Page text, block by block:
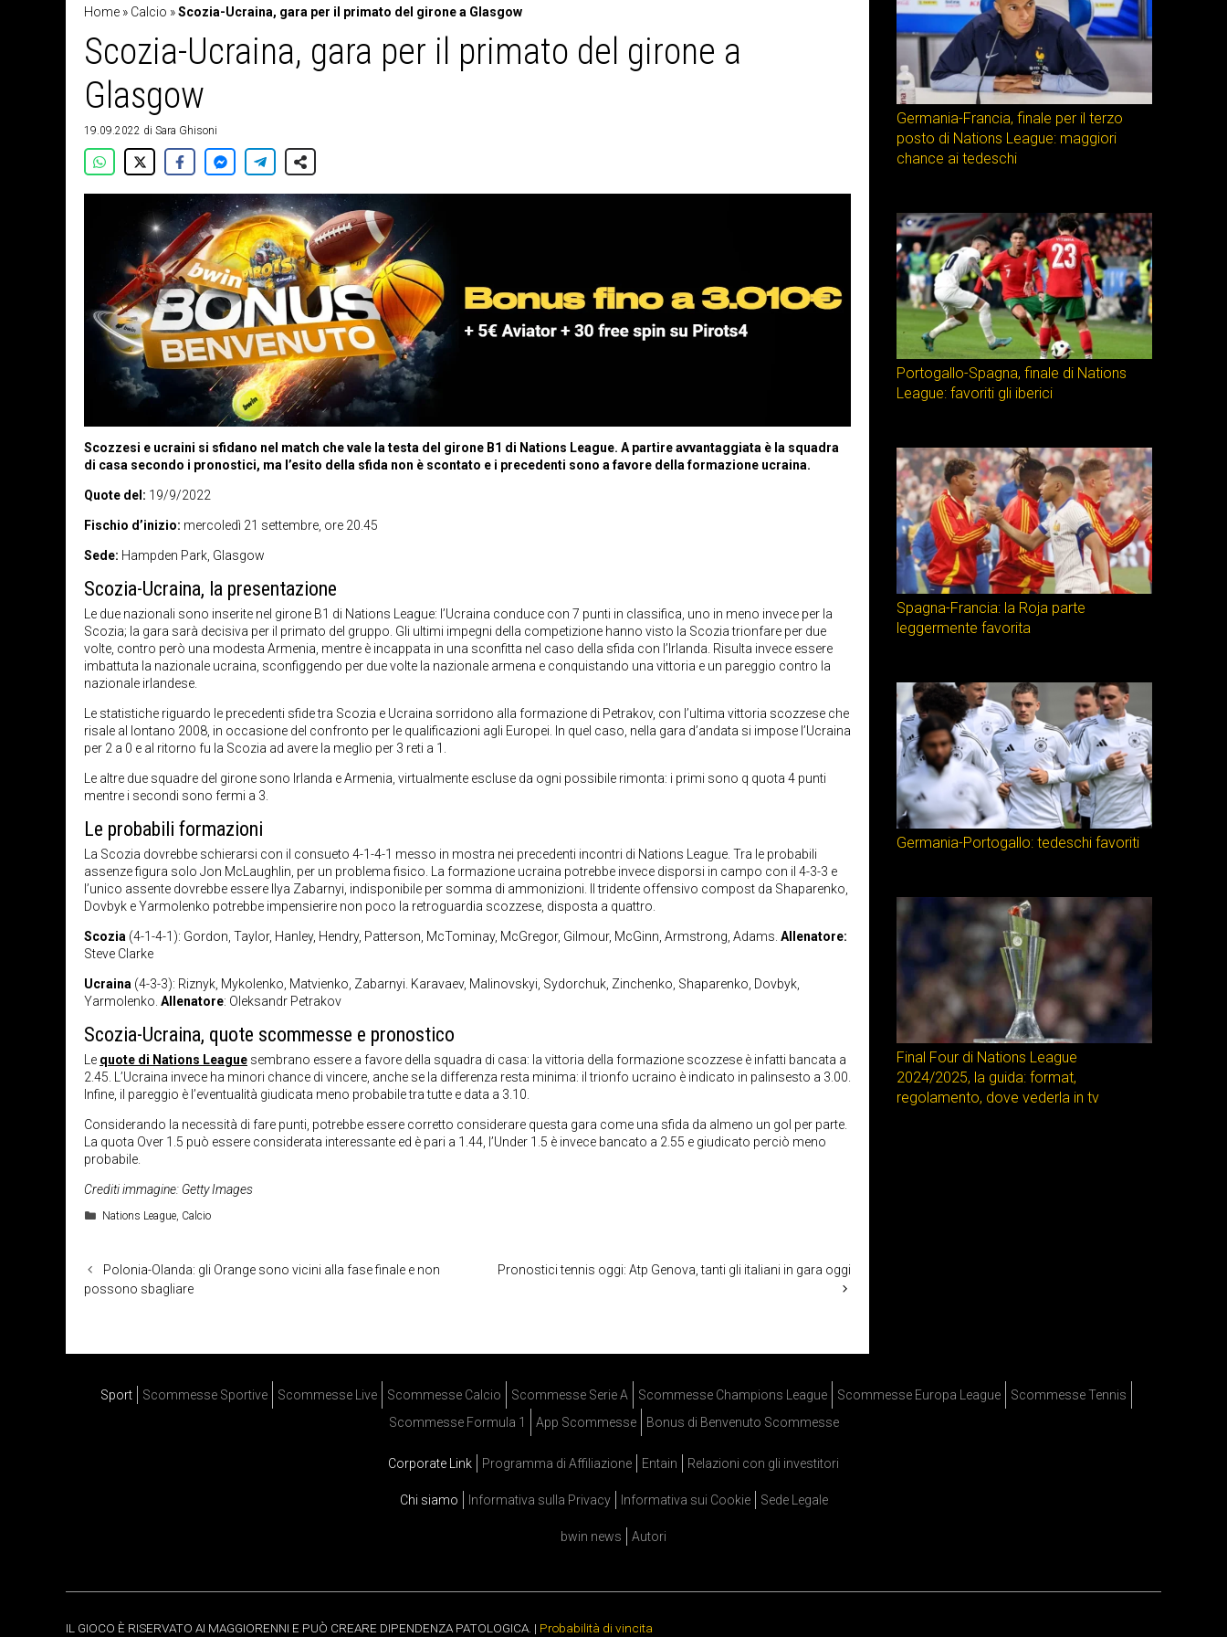
Home » Calcio »Scozia-Ucraina, gara per il primato del girone a Glasgow
Scozia-Ucraina, gara per il primato del girone a
Glasgow
19.09.2022 di Sara Ghisoni
Scozzesi e ucraini si sfidano nel match che vale la testa del girone B1 di Nations League. A partire avvantaggiata è la squadra
di casa secondo i pronostici, ma l’esito della sfida non è scontato e i precedenti sono a favore della formazione ucraina.
Quote del: 19/9/2022
Fischio d’inizio: mercoledì 21 settembre, ore 20.45
Sede: Hampden Park, Glasgow
Scozia-Ucraina, la presentazione
Le due nazionali sono inserite nel girone B1 di Nations League: l’Ucraina conduce con 7 punti in classifica, uno in meno invece per la
Scozia; la gara sarà decisiva per il primato del gruppo. Gli ultimi impegni della competizione hanno visto la Scozia trionfare per due
volte, contro però una modesta Armenia, mentre è incappata in una sconfitta nel caso della sfida con l’Irlanda. Risulta invece essere
imbattuta la nazionale ucraina, sconfiggendo per due volte la nazionale armena e conquistando una vittoria e un pareggio contro la
nazionale irlandese.
Le statistiche riguardo le precedenti sfide tra Scozia e Ucraina sorridono alla formazione di Petrakov, con l’ultima vittoria scozzese che
risale al lontano 2008, in occasione del confronto per le qualificazioni agli Europei. In quel caso, nella gara d’andata si impose l’Ucraina
per 2 a 0 e al ritorno fu la Scozia ad avere la meglio per 3 reti a 1.
Le altre due squadre del girone sono Irlanda e Armenia, virtualmente escluse da ogni possibile rimonta: i primi sono q quota 4 punti
mentre i secondi sono fermi a 3.
Le probabili formazioni
La Scozia dovrebbe schierarsi con il consueto 4-1-4-1 messo in mostra nei precedenti incontri di Nations League. Tra le probabili
assenze figura solo Jon McLaughlin, per un problema fisico. La formazione ucraina potrebbe invece disporsi in campo con il 4-3-3 e
l’unico assente dovrebbe essere Ilya Zabarnyi, indisponibile per somma di ammonizioni. Il tridente offensivo compost da Shaparenko,
Dovbyk e Yarmolenko potrebbe impensierire non poco la retroguardia scozzese, disposta a quattro.
Scozia (4-1-4-1): Gordon, Taylor, Hanley, Hendry, Patterson, McTominay, McGregor, Gilmour, McGinn, Armstrong, Adams. Allenatore:
Steve Clarke
Ucraina (4-3-3): Riznyk, Mykolenko, Matvienko, Zabarnyi. Karavaev, Malinovskyi, Sydorchuk, Zinchenko, Shaparenko, Dovbyk,
Yarmolenko. Allenatore: Oleksandr Petrakov
Scozia-Ucraina, quote scommesse e pronostico
Le quote di Nations League sembrano essere a favore della squadra di casa: la vittoria della formazione scozzese è infatti bancata a
2.45. L’Ucraina invece ha minori chance di vincere, anche se la differenza resta minima: il trionfo ucraino è indicato in palinsesto a 3.00.
Infine, il pareggio è l’eventualità giudicata meno probabile tra tutte e data a 3.10.
Considerando la necessità di fare punti, potrebbe essere corretto considerare questa gara come una sfida da almeno un gol per parte.
La quota Over 1.5 può essere considerata interessante ed è pari a 1.44, l’Under 1.5 è invece bancato a 2.55 e giudicato perciò meno
probabile.
Crediti immagine: Getty Images
Categorie
Nations League, Calcio
Polonia-Olanda: gli Orange sono vicini alla fase finale e non
possono sbagliare
Pronostici tennis oggi: Atp Genova, tanti gli italiani in gara oggi
Germania-Francia, finale per il terzo
posto di Nations League: maggiori
chance ai tedeschi
Portogallo-Spagna, finale di Nations
League: favoriti gli iberici
Spagna-Francia: la Roja parte
leggermente favorita
Germania-Portogallo: tedeschi favoriti
Final Four di Nations League
2024/2025, la guida: format,
regolamento, dove vederla in tv
Sport Scommesse Sportive Scommesse Live Scommesse Calcio Scommesse Serie A Scommesse Champions League Scommesse Europa League
Scommesse Tennis
Scommesse Formula 1
App Scommesse Bonus di Benvenuto Scommesse
Corporate Link Programma di Affiliazione Entain Relazioni con gli investitori
Chi siamo Informativa sulla Privacy Informativa sui Cookie Sede Legale
bwin news Autori
IL GIOCO È RISERVATO AI MAGGIORENNI E PUÒ CREARE DIPENDENZA PATOLOGICA. | Probabilità di vincita